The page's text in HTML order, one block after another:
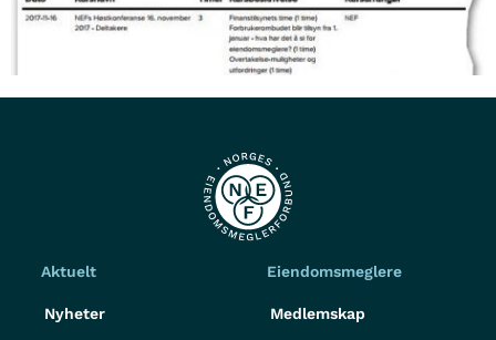
Aktuelt
Nyheter
Eiendomsmeglere
Medlemskap